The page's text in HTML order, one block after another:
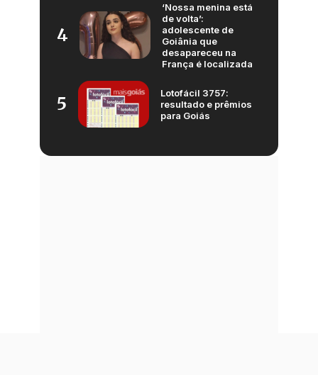
4
‘Nossa menina está
de volta’:
adolescente de
Goiânia que
desapareceu na
França é localizada
5
Lotofácil 3757:
resultado e prêmios
para Goiás